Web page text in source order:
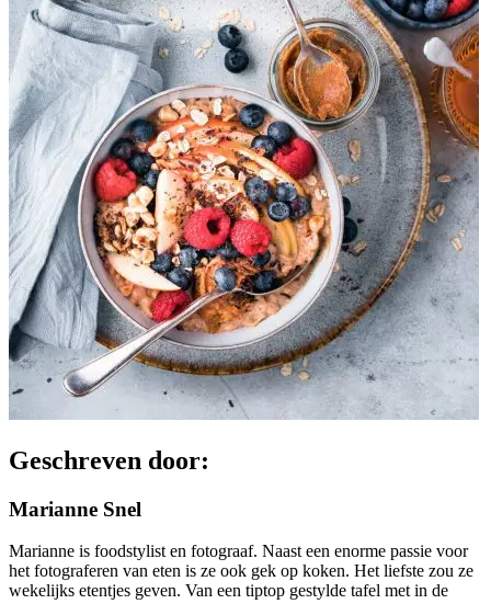
Geschreven door:
Marianne Snel
Marianne is foodstylist en fotograaf. Naast een enorme passie voor
het fotograferen van eten is ze ook gek op koken. Het liefste zou ze
wekelijks etentjes geven. Van een tiptop gestylde tafel met in de